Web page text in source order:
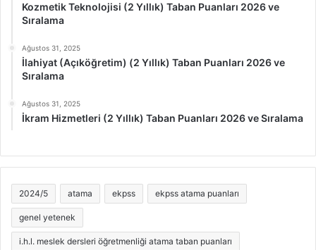
Kozmetik Teknolojisi (2 Yıllık) Taban Puanları 2026 ve
Sıralama
Ağustos 31, 2025
İlahiyat (Açıköğretim) (2 Yıllık) Taban Puanları 2026 ve
Sıralama
Ağustos 31, 2025
İkram Hizmetleri (2 Yıllık) Taban Puanları 2026 ve Sıralama
2024/5 atama ekpss ekpss atama puanları
genel yetenek
i.h.l. meslek dersleri öğretmenliği atama taban puanları